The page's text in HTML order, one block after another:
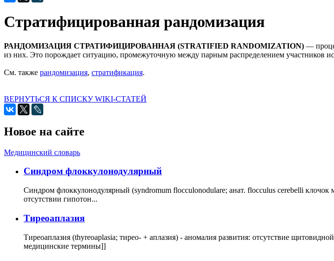
Стратифицированная рандомизация
РАНДОМИЗАЦИЯ СТРАТИФИЦИРОВАННАЯ (STRATIFIED RANDOMIZATION) —
из них. Это порождает ситуацию, промежуточную между парным распределением участников
См. также рандомизация, стратификация.
ВЕРНУТЬСЯ К СПИСКУ WIKI-СТАТЕЙ
Новое на сайте
Медицинский словарь
Cиндром флоккулонодулярный
Синдром флоккулонодулярный (syndromum flocculonodulare; анат. flocculus cerebelli клочок
отсутствии гипотон...
Тиреоаплазия
Тиреоаплазия (thyreoaplasia; тирео- + аплазия) - аномалия развития: отсутствие
медицинские термины]]